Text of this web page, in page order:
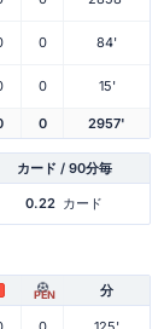
0 84'
0 15'
0 2957'
カード / 90分毎
0.22 カード
PEN
分